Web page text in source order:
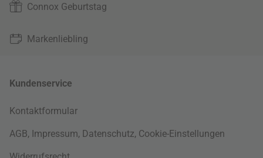
Connox Geburtstag
Markenliebling
Kundenservice
Kontaktformular
AGB, Impressum, Datenschutz, Cookie-Einstellungen